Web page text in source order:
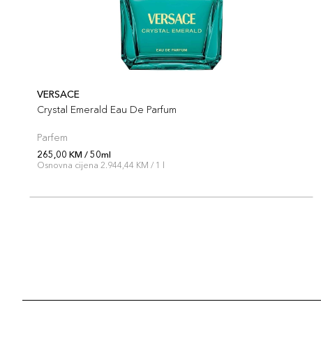
VERSACE
Crystal Emerald Eau De Parfum
Parfem
265,00 KM / 50ml
Osnovna cijena 2.944,44 KM / 1 l